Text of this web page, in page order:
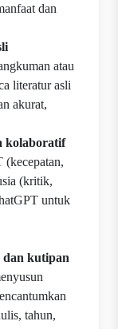
dan
atau
literatur asli
akurat,
kolaboratif
(kecepatan,
(kritik,
untuk
dan kutipan
tahun,